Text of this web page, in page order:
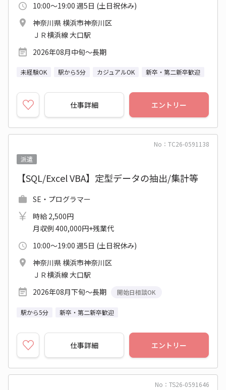
10:00～19:00 週5日 (土日祝休み)
神奈川県 横浜市神奈川区
ＪＲ横浜線 大口駅
2026年08月中旬～長期
未経験OK 駅から5分 カジュアルOK 新卒・第二新卒歓迎
仕事詳細 エントリー
No：TC26-0591138
派遣
【SQL/Excel VBA】定型データの抽出/集計等
SE・プログラマー
時給 2,500円
月収例 400,000円+残業代
10:00～19:00 週5日 (土日祝休み)
神奈川県 横浜市神奈川区
ＪＲ横浜線 大口駅
2026年08月下旬～長期
開始日相談OK
駅から5分 新卒・第二新卒歓迎
仕事詳細 エントリー
No：TS26-0591646